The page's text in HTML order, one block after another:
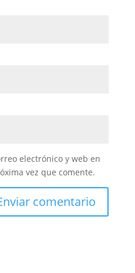
electrónico y web en
vez que comente.